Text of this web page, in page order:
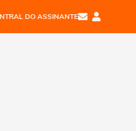
DO ASSINANTE